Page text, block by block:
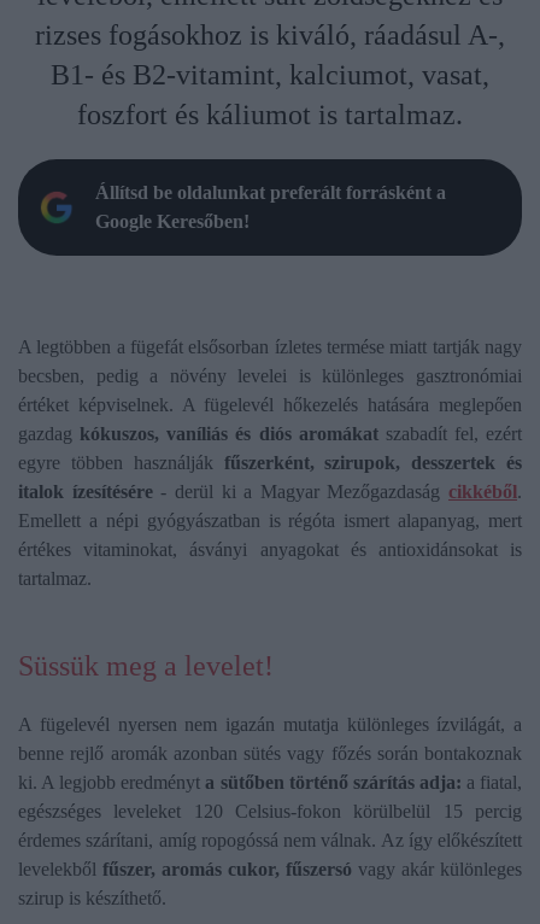
rizses fogásokhoz is kiváló, ráadásul A-,
B1- és B2-vitamint, kalciumot, vasat,
foszfort és káliumot is tartalmaz.
Állítsd be oldalunkat preferált forrásként a
Google Keresőben!
A legtöbben a fügefát elsősorban ízletes termése miatt tartják nagy
becsben, pedig a növény levelei is különleges gasztronómiai
értéket képviselnek. A fügelevél hőkezelés hatására meglepően
gazdag kókuszos, vaníliás és diós aromákatszabadít fel, ezért
egyre többen használják fűszerként, szirupok, desszertek és
italok ízesítésére - derül ki a Magyar Mezőgazdaság cikkéből.
Emellett a népi gyógyászatban is régóta ismert alapanyag, mert
értékes vitaminokat, ásványi anyagokat és antioxidánsokat is
tartalmaz.
Süssük meg a levelet!
A fügelevél nyersen nem igazán mutatja különleges ízvilágát, a
benne rejlő aromák azonban sütés vagy főzés során bontakoznak
ki. A legjobb eredményt a sütőben történő szárítás adja: a fiatal,
egészséges leveleket 120 Celsius-fokon körülbelül 15 percig
érdemes szárítani, amíg ropogóssá nem válnak. Az így előkészített
levelekből fűszer, aromás cukor, fűszersó vagy akár különleges
szirup is készíthető.